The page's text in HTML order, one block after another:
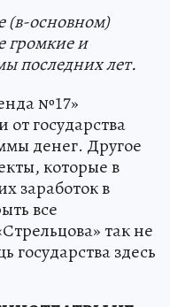
(в-основном)
громкие и
последних лет.
№17»
государства
денег. Другое
которые в
заработок в
все
так не
государства здесь